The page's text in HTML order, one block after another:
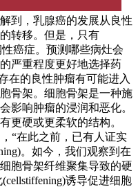
，乳腺癌的发展从良性
转移。但是，只有
癌症。预测哪些病灶会
严重程度更好地选择药
在的良性肿瘤有可能进入
骨架。细胞骨架是一种施
影响肿瘤的浸润和恶化。
更硬或更柔软的结构。
“在此之前，已有人证实
。如今，我们观察到在
胞骨架纤维聚集导致的硬
诱导促进细胞